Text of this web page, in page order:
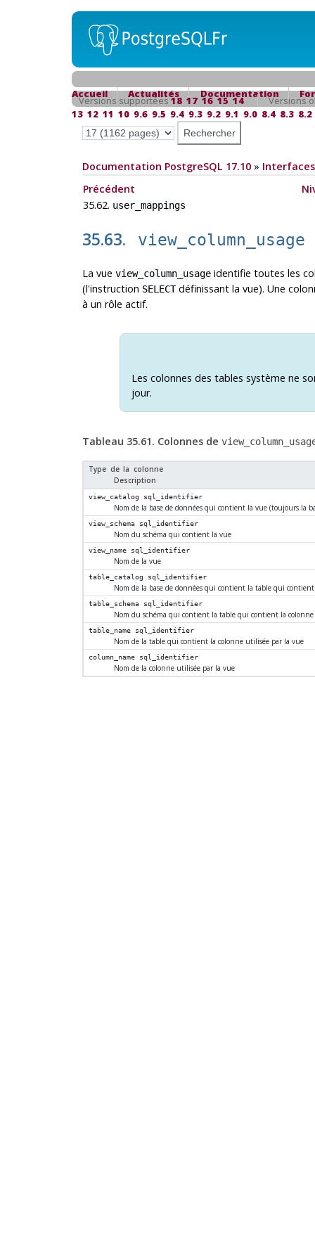
Accueil Actualités Documentation
Versions supportées18 17 16 15 14
Versions
13 12 11 10 9.6 9.5 9.4 9.3 9.2 9.1 9.0 8.4 8.3 8.2
Documentation PostgreSQL 17.10»
Précédent
35.62. user_mappings
35.63. view_column_usage
La vue view_column_usageidentifie toutes les
(l'instruction SELECTdéfinissant la vue). Une
à un rôle actif.
Les colonnes des tables système ne
jour.
Tableau 35.61. Colonnes de
Type de la colonne
Description
view_catalog sql_identifier
Nom de la base de données qui contient la vue (toujours la
view_schema sql_identifier
Nom du schéma qui contient la vue
view_name sql_identifier
Nom de la vue
table_catalog sql_identifier
Nom de la base de données qui contient la table qui
table_schema sql_identifier
Nom du schéma qui contient la table qui contient la
table_name sql_identifier
Nom de la table qui contient la colonne utilisée par la vue
column_name sql_identifier
Nom de la colonne utilisée par la vue